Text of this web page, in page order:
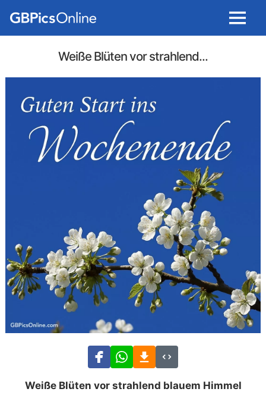
Menu
Weiße Blüten vor strahlend...
Weiße Blüten vor strahlend blauem Himmel